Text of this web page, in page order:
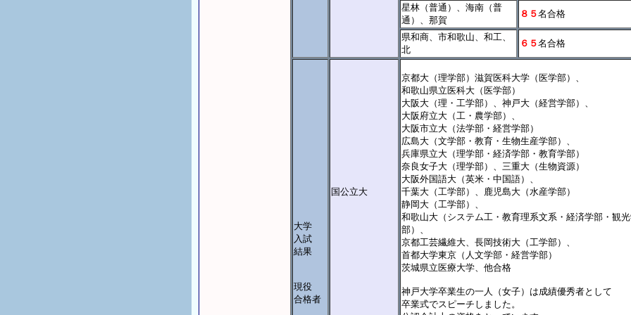
星林（普通）、海南（普
通）、那賀
８５名合格
県和商、市和歌山、和工、
北
６５名合格
大学
入試
結果
現役
合格者
国公立大
京都大（理学部）滋賀医科大学（医学部）、
和歌山県立医科大（医学部）
大阪大（理・工学部）、神戸大（経営学部）、
大阪府立大（工・農学部）、
大阪市立大（法学部・経営学部）
広島大（文学部・教育・生物生産学部）、
兵庫県立大（理学部・経済学部・教育学部）
奈良女子大（理学部）、三重大（生物資源）
大阪外国語大（英米・中国語）、
千葉大（工学部）、鹿児島大（水産学部）
静岡大（工学部）、
和歌山大（システム工・教育理系文系・経済学部・観
部）、
京都工芸繊維大、長岡技術大（工学部）、
首都大学東京（人文学部・経営学部）
茨城県立医療大学、他合格
神戸大学卒業生の一人（女子）は成績優秀者として
卒業式でスピーチしました。